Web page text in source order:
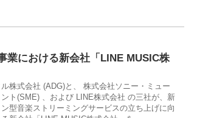
業における新会社「LINE MUSIC株
株式会社 (ADG)と、 株式会社ソニー・ミュー
ト(SME) 、および LINE株式会社 の三社が、新
型音楽ストリーミングサービスの立ち上げに向